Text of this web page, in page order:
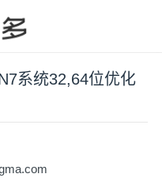
系统32,64位优化